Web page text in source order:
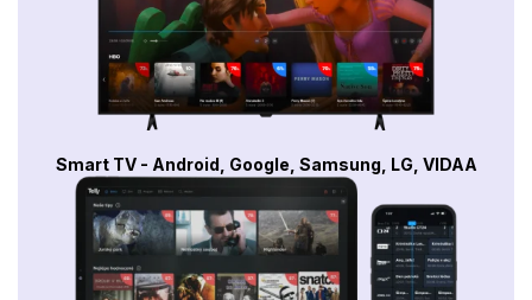
Smart TV - Android, Google, Samsung, LG, VIDAA